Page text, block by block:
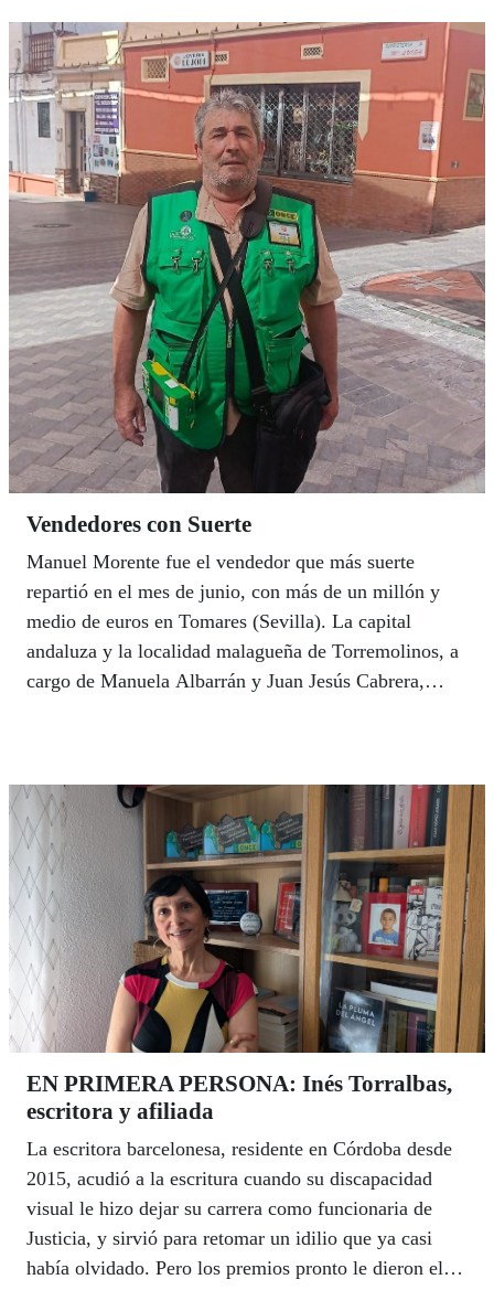
Vendedores con Suerte
Manuel Morente fue el vendedor que más suerte
repartió en el mes de junio, con más de un millón y
medio de euros en Tomares (Sevilla). La capital
andaluza y la localidad malagueña de Torremolinos, a
cargo de Manuela Albarrán y Juan Jesús Cabrera,
EN PRIMERA PERSONA: Inés Torralbas,
escritora y afiliada
La escritora barcelonesa, residente en Córdoba desde
2015, acudió a la escritura cuando su discapacidad
visual le hizo dejar su carrera como funcionaria de
Justicia, y sirvió para retomar un idilio que ya casi
había olvidado. Pero los premios pronto le dieron el